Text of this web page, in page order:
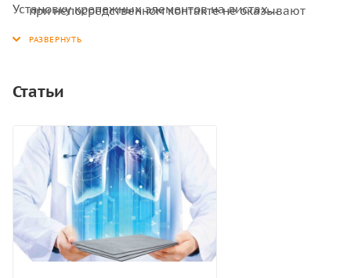
при непосредственном контакте не оказывают
Установку крепежных элементов на листах
высверливаемые отверстия, диаметр которых на 2-3
Статьи